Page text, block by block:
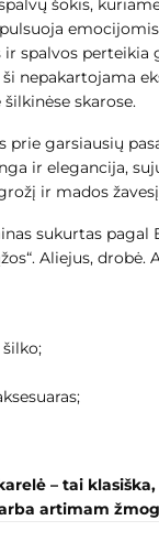
šokis,
ir spalvos perteikia
nepakartojama
skarose.
prie garsiausių
ir elegancija,
ir mados
sukurtas pagal
Aliejus, drobė.
šilko;
– tai
artimam